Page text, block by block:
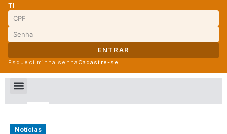
TI
ENTRAR
Esqueci minha senha Cadastre-se
Notícias